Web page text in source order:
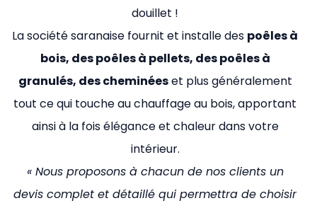
douillet !
La société saranaise fournit et installe des poêles à
bois, des poêles à pellets, des poêles à
granulés, des cheminéeset plus généralement
tout ce qui touche au chauffage au bois, apportant
ainsi à la fois élégance et chaleur dans votre
intérieur.
« Nous proposons à chacun de nos clients un
devis complet et détaillé qui permettra de choisir